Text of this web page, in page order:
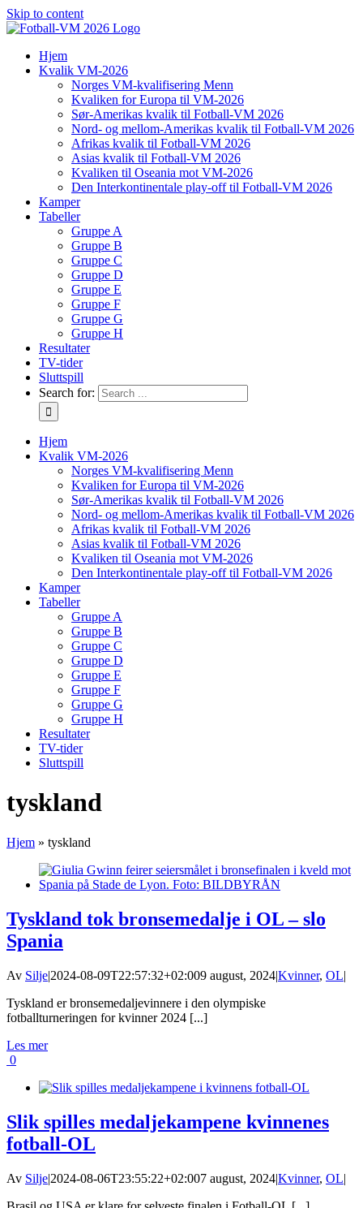
Skip to content
Hjem
Kvalik VM-2026
Norges VM-kvalifisering Menn
Kvaliken for Europa til VM-2026
Sør-Amerikas kvalik til Fotball-VM 2026
Nord- og mellom-Amerikas kvalik til Fotball-VM 2026
Afrikas kvalik til Fotball-VM 2026
Asias kvalik til Fotball-VM 2026
Kvaliken til Oseania mot VM-2026
Den Interkontinentale play-off til Fotball-VM 2026
Kamper
Tabeller
Gruppe A
Gruppe B
Gruppe C
Gruppe D
Gruppe E
Gruppe F
Gruppe G
Gruppe H
Resultater
TV-tider
Sluttspill
Search for:
Hjem
Kvalik VM-2026
Norges VM-kvalifisering Menn
Kvaliken for Europa til VM-2026
Sør-Amerikas kvalik til Fotball-VM 2026
Nord- og mellom-Amerikas kvalik til Fotball-VM 2026
Afrikas kvalik til Fotball-VM 2026
Asias kvalik til Fotball-VM 2026
Kvaliken til Oseania mot VM-2026
Den Interkontinentale play-off til Fotball-VM 2026
Kamper
Tabeller
Gruppe A
Gruppe B
Gruppe C
Gruppe D
Gruppe E
Gruppe F
Gruppe G
Gruppe H
Resultater
TV-tider
Sluttspill
tyskland
Hjem » tyskland
Tyskland tok bronsemedalje i OL – slo
Spania
Av Silje|2024-08-09T22:57:32+02:009 august, 2024|Kvinner, OL|
Tyskland er bronsemedaljevinnere i den olympiske
fotballturneringen for kvinner 2024 [...]
Les mer
0
Slik spilles medaljekampene kvinnenes
fotball-OL
Av Silje|2024-08-06T23:55:22+02:007 august, 2024|Kvinner, OL|